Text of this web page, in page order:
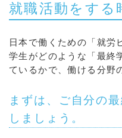
就職活動をする
日本で働くための「就労
学生がどのような「最終
ているかで、働ける分野
まずは、ご自分の
しましょう。